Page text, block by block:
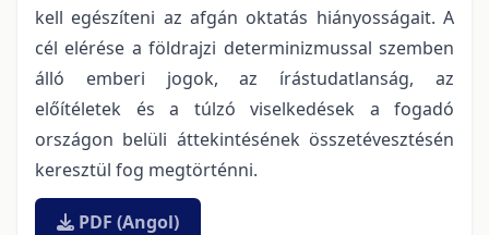
kell egészíteni az afgán oktatás hiányosságait. A
cél elérése a földrajzi determinizmussal szemben
álló emberi jogok, az írástudatlanság, az
előítéletek és a túlzó viselkedések a fogadó
országon belüli áttekintésének összetévesztésén
keresztül fog megtörténni.
PDF (Angol)